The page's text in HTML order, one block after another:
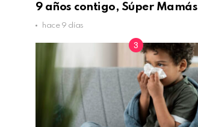
9 años contigo, Súper Mamás
hace 9 días